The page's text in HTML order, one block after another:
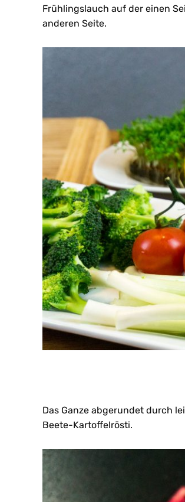
Frühlingslauch auf der einen
anderen Seite.
Das Ganze abgerundet durch
Beete-Kartoffelrösti.